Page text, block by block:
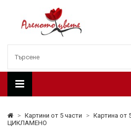
> Картини от 5 части > Картина от
ЦИКЛАМЕНО